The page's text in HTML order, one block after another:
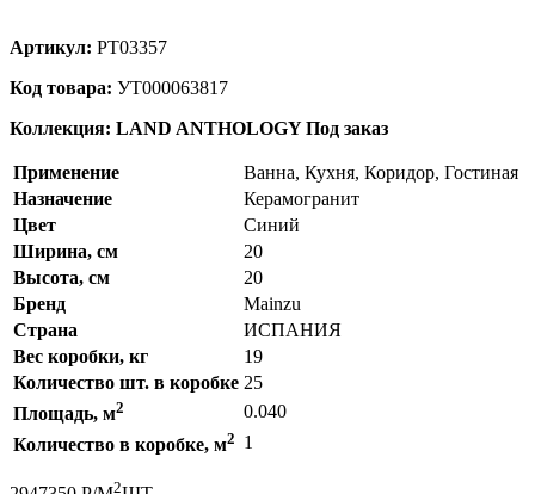
Артикул: PT03357
Код товара: УТ000063817
Коллекция: LAND ANTHOLOGY Под заказ
Применение
Ванна, Кухня, Коридор, Гостиная
Назначение
Керамогранит
Цвет
Синий
Ширина, см
20
Высота, см
20
Бренд
Mainzu
Страна
ИСПАНИЯ
Вес коробки, кг
19
Количество шт. в коробке 25
Площадь, м2
0.040
Количество в коробке, м2 1
2